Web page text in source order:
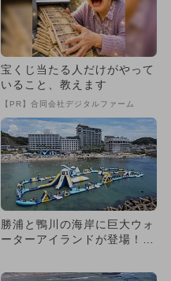
宝くじ当たる人だけがやって
いること、教えます
【PR】合同会社デジタルファーム
勝浦と鴨川の海岸に巨大ウォ
ーターアイランドが登場！